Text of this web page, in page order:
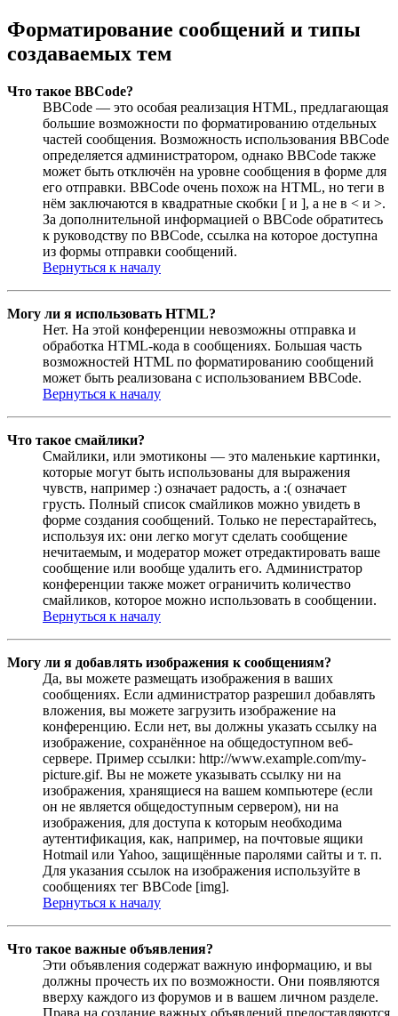
Форматирование сообщений и типы
создаваемых тем
Что такое BBCode?
BBCode — это особая реализация HTML, предлагающая
большие возможности по форматированию отдельных
частей сообщения. Возможность использования BBCode
определяется администратором, однако BBCode также
может быть отключён на уровне сообщения в форме для
его отправки. BBCode очень похож на HTML, но теги в
нём заключаются в квадратные скобки [ и ], а не в < и >.
За дополнительной информацией о BBCode обратитесь
к руководству по BBCode, ссылка на которое доступна
из формы отправки сообщений.
Вернуться к началу
Могу ли я использовать HTML?
Нет. На этой конференции невозможны отправка и
обработка HTML-кода в сообщениях. Большая часть
возможностей HTML по форматированию сообщений
может быть реализована с использованием BBCode.
Вернуться к началу
Что такое смайлики?
Смайлики, или эмотиконы — это маленькие картинки,
которые могут быть использованы для выражения
чувств, например :) означает радость, а :( означает
грусть. Полный список смайликов можно увидеть в
форме создания сообщений. Только не перестарайтесь,
используя их: они легко могут сделать сообщение
нечитаемым, и модератор может отредактировать ваше
сообщение или вообще удалить его. Администратор
конференции также может ограничить количество
смайликов, которое можно использовать в сообщении.
Вернуться к началу
Могу ли я добавлять изображения к сообщениям?
Да, вы можете размещать изображения в ваших
сообщениях. Если администратор разрешил добавлять
вложения, вы можете загрузить изображение на
конференцию. Если нет, вы должны указать ссылку на
изображение, сохранённое на общедоступном веб-
сервере. Пример ссылки: http://www.example.com/my-
picture.gif. Вы не можете указывать ссылку ни на
изображения, хранящиеся на вашем компьютере (если
он не является общедоступным сервером), ни на
изображения, для доступа к которым необходима
аутентификация, как, например, на почтовые ящики
Hotmail или Yahoo, защищённые паролями сайты и т. п.
Для указания ссылок на изображения используйте в
сообщениях тег BBCode [img].
Вернуться к началу
Что такое важные объявления?
Эти объявления содержат важную информацию, и вы
должны прочесть их по возможности. Они появляются
вверху каждого из форумов и в вашем личном разделе.
Права на создание важных объявлений предоставляются